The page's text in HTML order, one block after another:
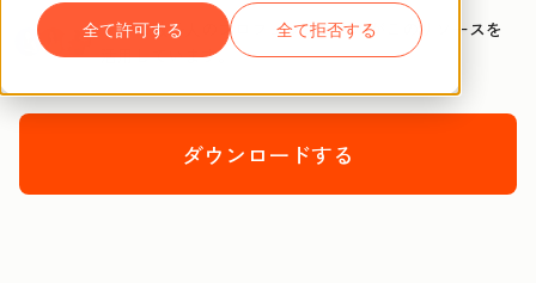
全て許可する 全て拒否する
すでに数千人のプロフェッショナルがこのリソースを
活用しています。
ダウンロードする